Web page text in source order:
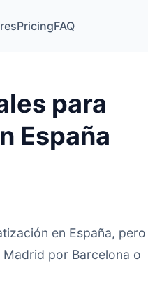
PricingFAQ
para
España
en España, pero
Madrid por Barcelona o